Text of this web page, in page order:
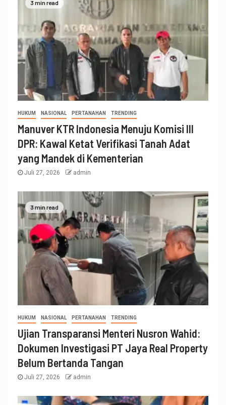
3 min read
HUKUM NASIONAL PERTANAHAN TRENDING
Manuver KTR Indonesia Menuju Komisi III
DPR: Kawal Ketat Verifikasi Tanah Adat
yang Mandek di Kementerian
Juli 27, 2026 admin
3 min read
HUKUM NASIONAL PERTANAHAN TRENDING
Ujian Transparansi Menteri Nusron Wahid:
Dokumen Investigasi PT Jaya Real Property
Belum Bertanda Tangan
Juli 27, 2026 admin